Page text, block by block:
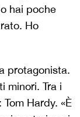
hai poche
Ho
protagonista.
minori. Tra i
Hardy. «È